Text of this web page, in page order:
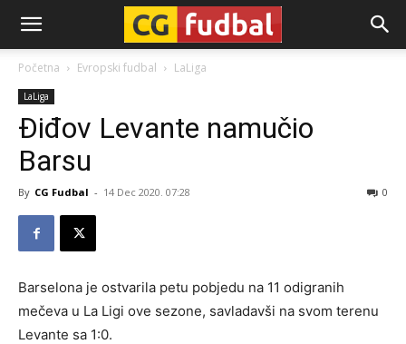
CG-
Fudbal
Početna Evropski fudbal LaLiga
LaLiga
Điđov Levante namučio
Barsu
By CG Fudbal - 14 Dec 2020. 07:28 0
Barselona je ostvarila petu pobjedu na 11 odigranih
mečeva u La Ligi ove sezone, savladavši na svom terenu
Levante sa 1:0.